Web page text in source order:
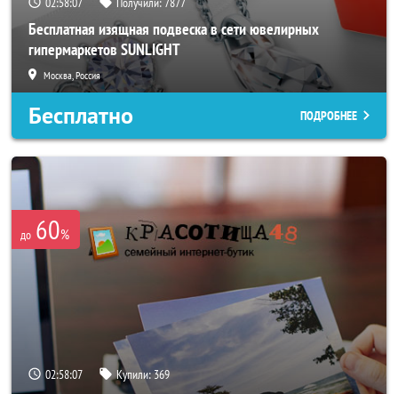
Бесплатная изящная подвеска в сети ювелирных
гипермаркетов SUNLIGHT
Москва, Россия
Бесплатно ПОДРОБНЕЕ
до 60%
02:58:03 Купили:369